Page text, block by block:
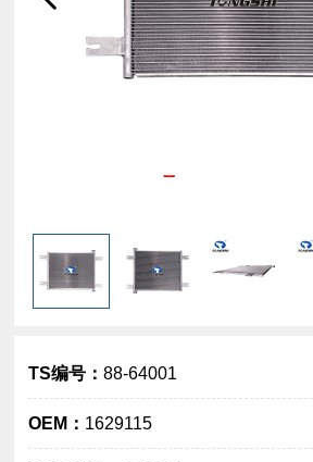
查
TS编号：88-64001
OEM： 1629115